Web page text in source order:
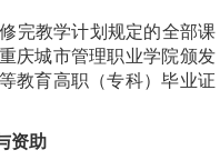
完教学计划规定的全部课
庆城市管理职业学院颁发
教育高职（专科）毕业证
资助